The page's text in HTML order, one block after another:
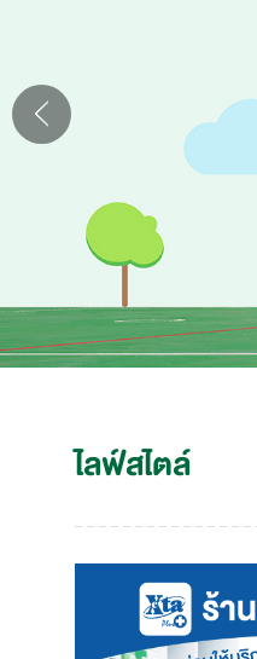
ไลฟ์สไตล์